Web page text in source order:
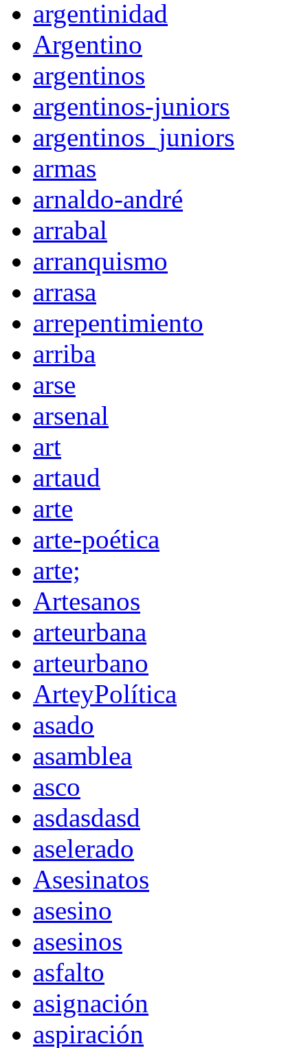
argentinidad
Argentino
argentinos
argentinos-juniors
argentinos_juniors
armas
arnaldo-andré
arrabal
arranquismo
arrasa
arrepentimiento
arriba
arse
arsenal
art
artaud
arte
arte-poética
arte;
Artesanos
arteurbana
arteurbano
ArteyPolítica
asado
asamblea
asco
asdasdasd
aselerado
Asesinatos
asesino
asesinos
asfalto
asignación
aspiración